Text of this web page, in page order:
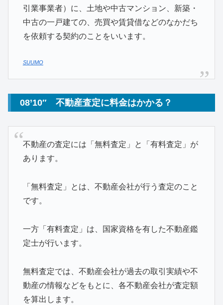
引業事業者）に、土地や中古マンション、新築・
中古の一戸建ての、売買や賃貸借などのなかだち
を依頼する契約のことをいいます。
SUUMO
08’10″ 不動産査定に料金はかかる？
不動産の査定には「無料査定」と「有料査定」が
あります。
「無料査定」とは、不動産会社が行う査定のこと
です。
一方「有料査定」は、国家資格を有した不動産鑑
定士が行います。
無料査定では、不動産会社が過去の取引実績や不
動産の情報などをもとに、各不動産会社が査定額
を算出します。